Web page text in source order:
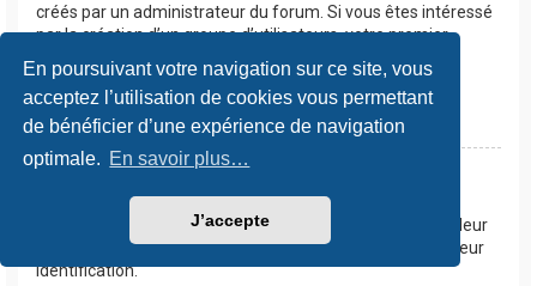
En poursuivant votre navigation sur ce site, vous
acceptez l’utilisation de cookies vous permettant
de bénéficier d’une expérience de navigation
optimale. En savoir plus…
J’accepte
créés par un administrateur du forum. Si vous êtes intéressé
par la création d’un groupe d’utilisateurs, votre premier
contact devrait être un administrateur. Essayez de le
contacter en lui envoyant un message privé.
Haut
apparaissent dans une couleur différente ?
Les administrateurs du forum peuvent assigner une couleur
aux membres d’un groupe d’utilisateurs afin de faciliter leur
identification.